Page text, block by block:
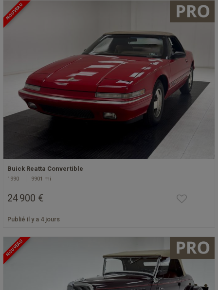
NOUVEAU
Buick Reatta Convertible
1990 9901 mi
24 900 €
Publié il y a 4 jours
NOUVEAU